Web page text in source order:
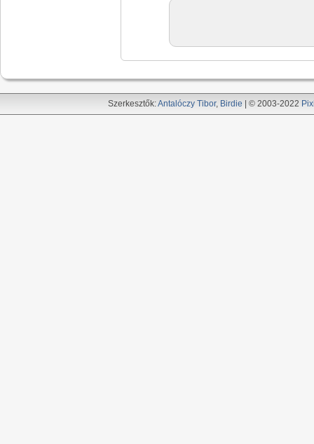
Szerkesztők:Antalóczy Tibor, Birdie | © 2003-2022